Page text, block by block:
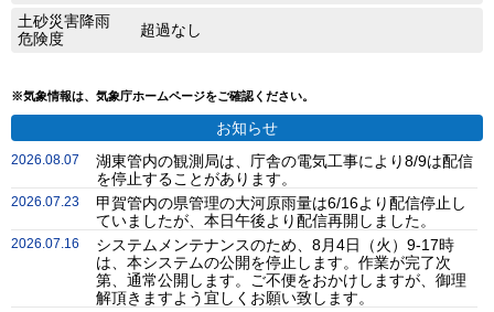
土砂災害降雨
危険度
超過なし
※気象情報は、気象庁ホームページをご確認ください。
お知らせ
2026.08.07
湖東管内の観測局は、庁舎の電気工事により8/9は配信
を停止することがあります。
2026.07.23
甲賀管内の県管理の大河原雨量は6/16より配信停止し
ていましたが、本日午後より配信再開しました。
2026.07.16
システムメンテナンスのため、8月4日（火）9-17時
は、本システムの公開を停止します。作業が完了次
第、通常公開します。ご不便をおかけしますが、御理
解頂きますよう宜しくお願い致します。